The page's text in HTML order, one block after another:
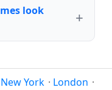
look
New York · London ·